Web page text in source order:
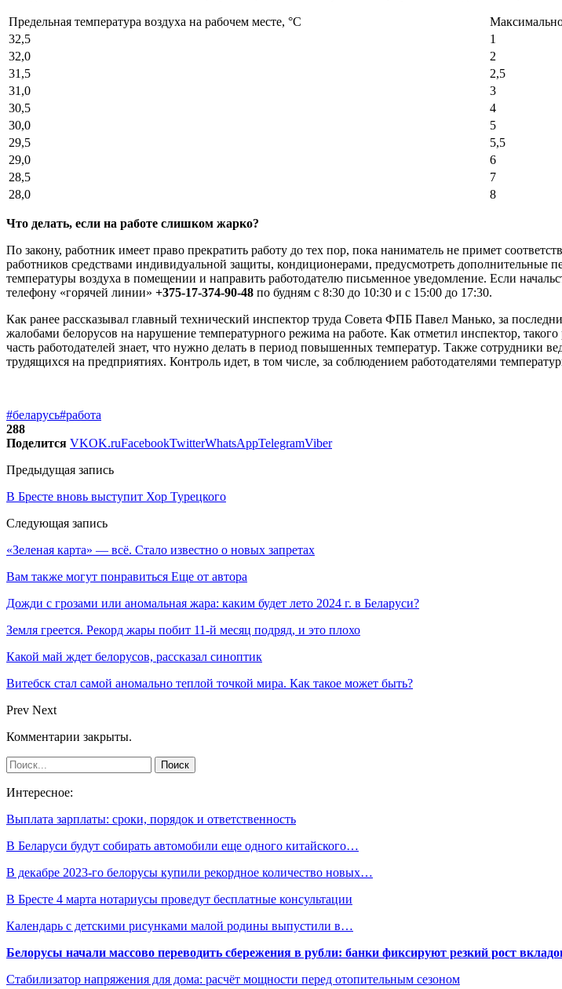
Предельная температура воздуха на рабочем месте, °С
32,5
1
32,0
2
31,5
2,5
31,0
3
30,5
4
30,0
5
29,5
5,5
29,0
6
28,5
7
28,0
8
Что делать, если на работе слишком жарко?
По закону, работник имеет право прекратить работу до тех пор, пока наниматель не примет
работников средствами индивидуальной защиты, кондиционерами, предусмотреть дополнительные
температуры воздуха в помещении и направить работодателю письменное уведомление. Если
телефону «горячей линии» +375-17-374-90-48 по будням с 8:30 до 10:30 и с 15:00 до 17:30.
Как ранее рассказывал главный технический инспектор труда Совета ФПБ Павел Манько, за
жалобами белорусов на нарушение температурного режима на работе. Как отметил инспектор,
часть работодателей знает, что нужно делать в период повышенных температур. Также сотрудники
трудящихся на предприятиях. Контроль идет, в том числе, за соблюдением работодателями
#беларусь#работа
288
Поделится VKOK.ruFacebookTwitterWhatsAppTelegramViber
Предыдущая запись
В Бресте вновь выступит Хор Турецкого
Следующая запись
«Зеленая карта» — всё. Стало известно о новых запретах
Вам также могут понравиться Еще от автора
Дожди с грозами или аномальная жара: каким будет лето 2024 г. в Беларуси?
Земля греется. Рекорд жары побит 11-й месяц подряд, и это плохо
Какой май ждет белорусов, рассказал синоптик
Витебск стал самой аномально теплой точкой мира. Как такое может быть?
Prev Next
Комментарии закрыты.
Интересное:
Выплата зарплаты: сроки, порядок и ответственность
В Беларуси будут собирать автомобили еще одного китайского…
В декабре 2023-го белорусы купили рекордное количество новых…
В Бресте 4 марта нотариусы проведут бесплатные консультации
Календарь с детскими рисунками малой родины выпустили в…
Белорусы начали массово переводить сбережения в рубли: банки фиксируют резкий рост
Стабилизатор напряжения для дома: расчёт мощности перед отопительным сезоном